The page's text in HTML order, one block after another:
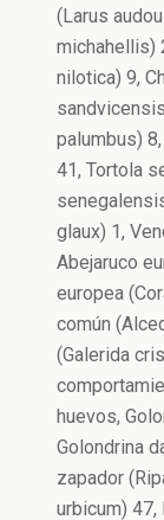
(Larus
michahellis)
nilotica) 9,
palumbus)
41, Tortola
glaux) 1,
Abejaruco
europea
común
(Galerida
huevos,
Golondrina
zapador
urbicum) 47,